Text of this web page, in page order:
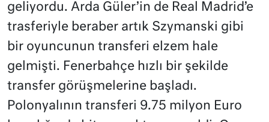
geliyordu. Arda Güler’in de Real Madrid’e
trasferiyle beraber artık Szymanski gibi
bir oyuncunun transferi elzem hale
gelmişti. Fenerbahçe hızlı bir şekilde
transfer görüşmelerine başladı.
Polonyalının transferi 9.75 milyon Euro